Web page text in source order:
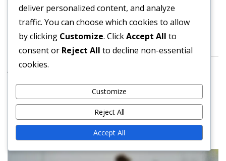
ARCHIEF
January 2026
You may also like these
deliver personalized content, and analyze
traffic. You can choose which cookies to allow
by clicking Customize. ClickAccept All to
consent or Reject All to decline non-essential
cookies.
Customize
Reject All
Accept All